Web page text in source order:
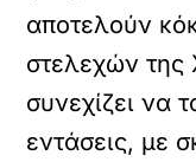
αποτελούν
στελεχών της
συνεχίζει να
εντάσεις, με